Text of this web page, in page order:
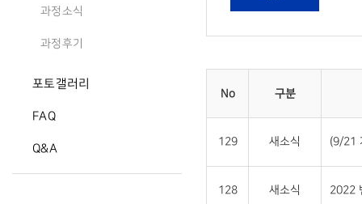
과정소식
과정후기
포토갤러리
FAQ
Q&A
No 구분
129 새소식 (9/21
128 새소식 2022